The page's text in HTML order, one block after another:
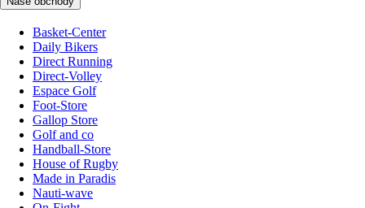
Basket-Center
Daily Bikers
Direct Running
Direct-Volley
Espace Golf
Foot-Store
Gallop Store
Golf and co
Handball-Store
House of Rugby
Made in Paradis
Nauti-wave